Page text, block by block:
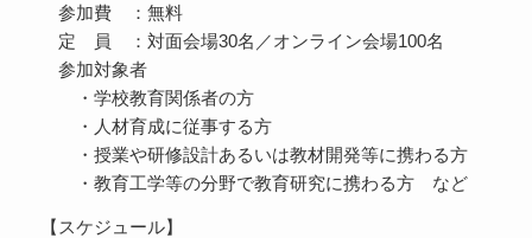
参加費 ：無料
定 員 ：対面会場30名／オンライン会場100名
参加対象者
・学校教育関係者の方
・人材育成に従事する方
・授業や研修設計あるいは教材開発等に携わる方
・教育工学等の分野で教育研究に携わる方 など
【スケジュール】